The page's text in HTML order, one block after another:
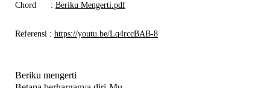
Chord : Beriku Mengerti.pdf
Referensi : https://youtu.be/Lq4rccBAB-8
Beriku mengerti